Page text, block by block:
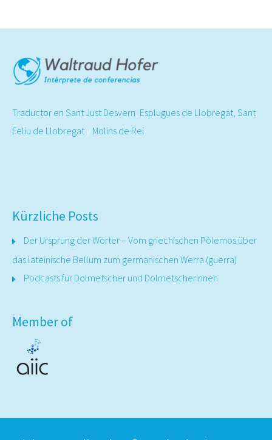
Traductor en Sant Just Desvern, Esplugues de Llobregat, Sant
Feliu de Llobregaty Molins de Rei
Kürzliche Posts
Der Ursprung der Wörter – Vom griechischen Pòlemos über
das lateinische Bellum zum germanischen Werra (guerra)
Podcasts für Dolmetscher und Dolmetscherinnen
Member of